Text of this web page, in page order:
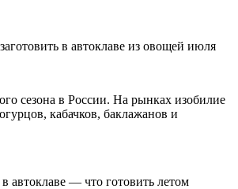
в автоклаве из овощей июля
сезона в России. На рынках изобилие
кабачков, баклажанов и
автоклаве — что готовить летом